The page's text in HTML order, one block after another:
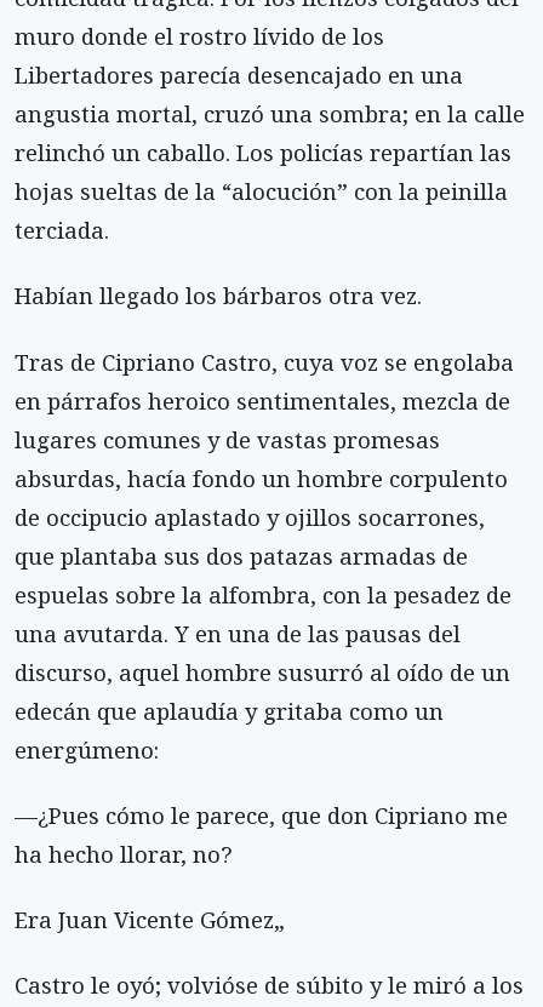
muro donde el rostro lívido de los
Libertadores parecía desencajado en una
angustia mortal, cruzó una sombra; en la calle
relinchó un caballo. Los policías repartían las
hojas sueltas de la “alocución” con la peinilla
terciada.
Habían llegado los bárbaros otra vez.
Tras de Cipriano Castro, cuya voz se engolaba
en párrafos heroico sentimentales, mezcla de
lugares comunes y de vastas promesas
absurdas, hacía fondo un hombre corpulento
de occipucio aplastado y ojillos socarrones,
que plantaba sus dos patazas armadas de
espuelas sobre la alfombra, con la pesadez de
una avutarda. Y en una de las pausas del
discurso, aquel hombre susurró al oído de un
edecán que aplaudía y gritaba como un
energúmeno:
—¿Pues cómo le parece, que don Cipriano me
ha hecho llorar, no?
Era Juan Vicente Gómez„
Castro le oyó; volvióse de súbito y le miró a los